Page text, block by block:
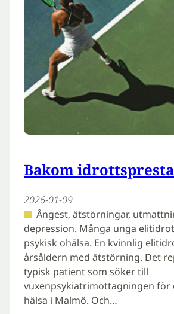
Bakom
2026-01-09
Ångest, ätstörningar,
depression. Många unga
psykisk ohälsa. En kvinnlig
årsåldern med ätstörning. Det
typisk patient som söker till
vuxenpsykiatrimottagningen
hälsa i Malmö. Och…